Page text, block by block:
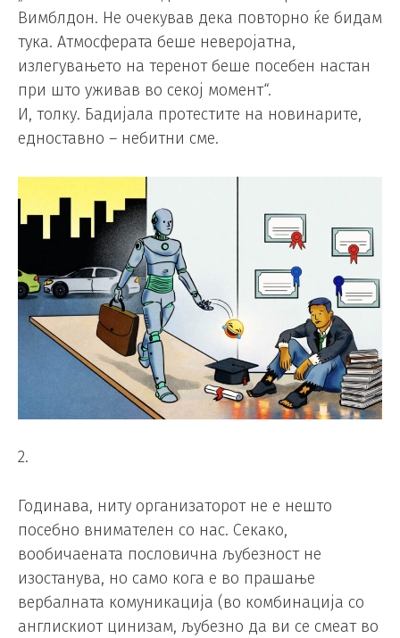
Вимблдон. Не очекував дека повторно ќе бидам
тука. Атмосферата беше неверојатна,
излегувањето на теренот беше посебен настан
при што уживав во секој момент“.
И, толку. Бадијала протестите на новинарите,
едноставно – небитни сме.
2.
Годинава, ниту организаторот не е нешто
посебно внимателен со нас. Секако,
вообичаената пословична љубезност не
изостанува, но само кога е во прашање
вербалната комуникација (во комбинација со
англискиот цинизам, љубезно да ви се смеат во